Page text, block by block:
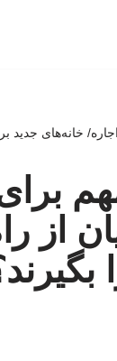
خانه‌های جدید
برای
از